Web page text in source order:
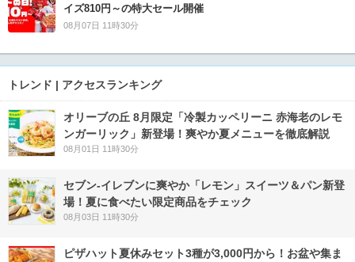
イズ810円～の特大セール開催
08月07日 11時30分
トレンド | アクセスランキング
オリーブの丘 8月限定「冷製カッペリーニ 赤海老のレモ
ンガーリック」新登場！爽やか夏メニューを徹底解説
08月01日 11時30分
セブン‐イレブンに爽やか「レモン」スイーツ＆パン新登
場！夏に食べたい限定商品をチェック
08月03日 11時30分
ピザハット夏休みセット3種が3,000円から！お盆や集ま